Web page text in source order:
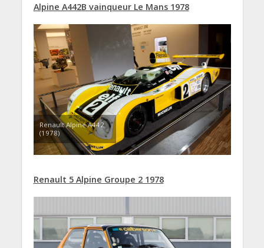
Alpine A442B vainqueur Le Mans 1978
Renault Alpine A442
(1978)
Renault 5 Alpine Groupe 2 1978